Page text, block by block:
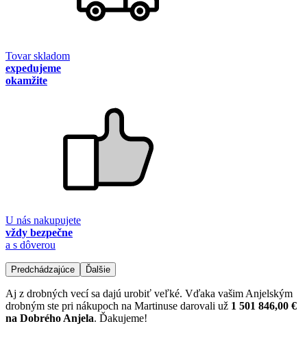
Tovar skladom
expedujeme
okamžite
U nás nakupujete
vždy bezpečne
a s dôverou
Predchádzajúce Ďalšie
Aj z drobných vecí sa dajú urobiť veľké. Vďaka vašim Anjelským
drobným ste pri nákupoch na Martinuse darovali už 1 501 846,00 €
na Dobrého Anjela. Ďakujeme!